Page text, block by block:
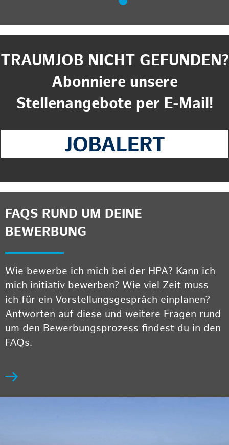
TRAUMJOB NICHT GEFUNDEN?
Abonniere unsere
Stellenangebote per E-Mail!
FAQS RUND UM DEINE
BEWERBUNG
Wie bewerbe ich mich bei der HPA? Kann ich
mich initiativ bewerben? Wie viel Zeit muss
ich für ein Vorstellungsgespräch einplanen?
Antworten auf diese und weitere Fragen rund
um den Bewerbungsprozess findest du in den
FAQs.